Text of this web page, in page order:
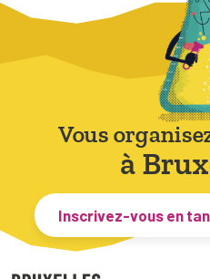
Vous
à
Inscrivez-vous en